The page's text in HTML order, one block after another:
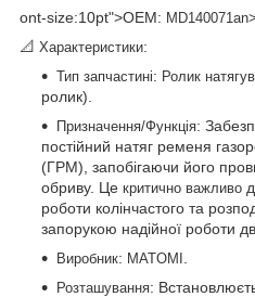
ont-size:10pt">OEM: MD140071an>
📐 Характеристики:
Тип запчастині: Ролик
ролик).
Призначення/Функція:
постійний натяг ременя
(ГРМ), запобігаючи його
обриву. Це критично важливо
роботи колінчастого та
запорукою надійної роботи
Виробник: MATOMI
Розташування: